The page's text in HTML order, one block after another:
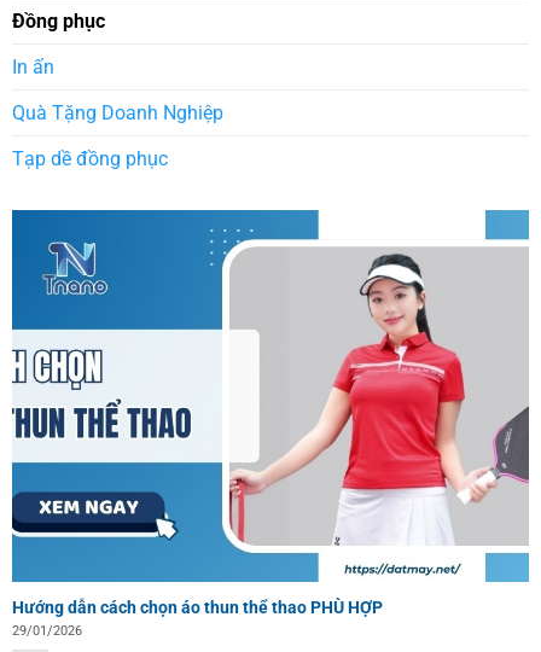
Đồng phục
In ấn
Quà Tặng Doanh Nghiệp
Tạp dề đồng phục
Hướng dẫn cách chọn áo thun thể thao PHÙ HỢP
29/01/2026